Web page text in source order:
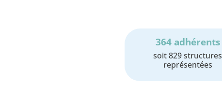
364 adhérents
soit 829 structures
représentées